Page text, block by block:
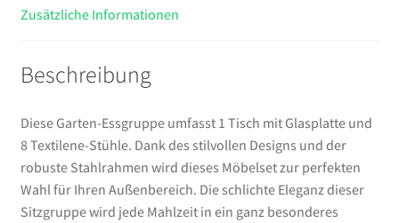
Zusätzliche Informationen
Beschreibung
Diese Garten-Essgruppe umfasst 1 Tisch mit Glasplatte und
8 Textilene-Stühle. Dank des stilvollen Designs und der
robuste Stahlrahmen wird dieses Möbelset zur perfekten
Wahl für Ihren Außenbereich. Die schlichte Eleganz dieser
Sitzgruppe wird jede Mahlzeit in ein ganz besonderes